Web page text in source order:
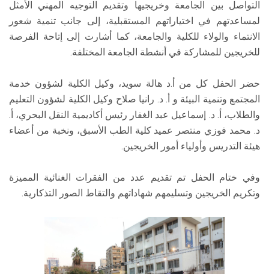
التواصل بين الجامعة وخريجيها وتقديم التوجيه المهني الأمثل
لمساعدتهم في اختياراتهم المستقبلية، إلى جانب تنمية شعور
الانتماء والولاء للكلية والجامعة، كما أشارت إلى إتاحة الفرصة
للخريجين للمشاركة في أنشطة الجامعة المختلفة.
حضر الحفل كل من أ.د هالة سويد، وكيل الكلية لشؤون خدمة
المجتمع وتنمية البيئة و أ. د. رانيا صلاح وكيل الكلية لشؤون التعليم
والطلاب، أ. د. إسماعيل عبد الغفار رئيس أكاديمية النقل البحري، أ.
د. محمد فوزي منتصر عميد كلية الطب الأسبق، ونخبة من أعضاء
هيئة التدريس وأولياء أمور الخريجين.
وفي ختام الحفل تم تقديم عدد من الفقرات الغنائية المميزة
وتكريم الخريجين وتسليمهم شهاداتهم والتقاط الصور التذكارية.